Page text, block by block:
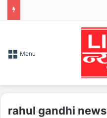
Menu
rahul gandhi news